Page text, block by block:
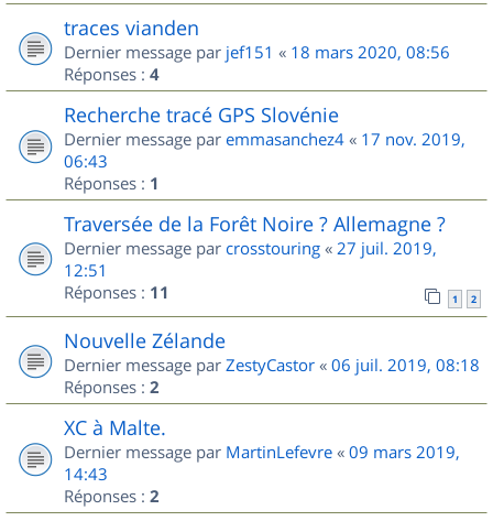
traces vianden
Dernier message par jef151 « 18 mars 2020, 08:56
Réponses : 4
Recherche tracé GPS Slovénie
Dernier message par emmasanchez4 « 17 nov. 2019,
06:43
Réponses : 1
Traversée de la Forêt Noire ? Allemagne ?
Dernier message par crosstouring « 27 juil. 2019,
12:51
Réponses : 11 1 2
Nouvelle Zélande
Dernier message par ZestyCastor « 06 juil. 2019, 08:18
Réponses : 2
XC à Malte.
Dernier message par MartinLefevre « 09 mars 2019,
14:43
Réponses : 2